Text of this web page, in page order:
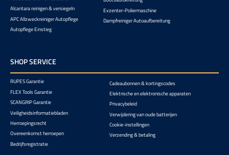
Alcantara reinigen & versiegeln
APC Allzweckreiniger Autopflege
Autopflege Einstieg
Exzenter-Poliermaschine
Dampfreiniger Autoaufbereitung
SHOP SERVICE
RUPES Garantie
FLEX Tools Garantie
SCANGRIP Garantie
Veiligheidsinformatiebladen
Herroepingsrecht
Overeenkomst herroepen
Bedrijfsregistratie
Cadeaubonnen & kortingscodes
Elektrische en elektronische apparaten
Privacybeleid
Verwijdering van oude batterijen
Cookie-instellingen
Verzending & betaling